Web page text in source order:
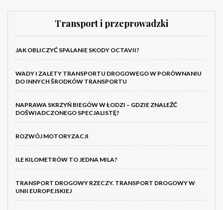
Transport i przeprowadzki
JAK OBLICZYĆ SPALANIE SKODY OCTAVII?
WADY I ZALETY TRANSPORTU DROGOWEGO W PORÓWNANIU
DO INNYCH ŚRODKÓW TRANSPORTU
NAPRAWA SKRZYŃ BIEGÓW W ŁODZI – GDZIE ZNALEŹĆ
DOŚWIADCZONEGO SPECJALISTĘ?
ROZWÓJ MOTORYZACJI
ILE KILOMETRÓW TO JEDNA MILA?
TRANSPORT DROGOWY RZECZY. TRANSPORT DROGOWY W
UNII EUROPEJSKIEJ